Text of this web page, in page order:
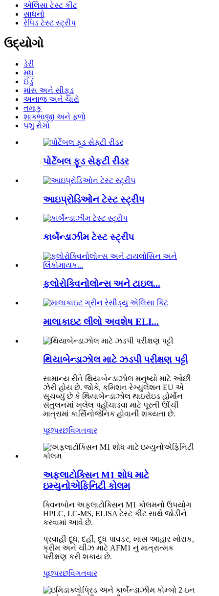
એલિસા ટેસ્ટ કીટ
સાધનો
રેપિડ ટેસ્ટ સ્ટ્રીપ
ઉદ્યોગો
ડેરી
મધ
ઈંડું
માંસ અને સીફૂડ
અનાજ અને ચારો
તમાકુ
શાકભાજી અને ફળો
પશુ રોગો
પોર્ટેબલ ફૂડ સેફ્ટી રીડર
આઇપ્રોડિઓન ટેસ્ટ સ્ટ્રીપ
કાર્બેન્ડાઝીમ ટેસ્ટ સ્ટ્રીપ
ફ્લોરોક્વિનોલોન્સ અને ટાઇલ...
માલાકાઇટ લીલો અવશેષ ELI...
થિયાબેન્ડાઝોલ માટે ઝડપી પરીક્ષણ પટ્ટી
સામાન્ય રીતે થિયાબેન્ડાઝોલ મનુષ્યો માટે ઓછી
ઝેરી હોય છે. જોકે, કમિશન રેગ્યુલેશન EU એ
સૂચવ્યું છે કે થિયાબેન્ડાઝોલ થાઇરોઇડ હોર્મોન
સંતુલનમાં ખલેલ પહોંચાડવા માટે પૂરતી ઊંચી
માત્રામાં કાર્સિનોજેનિક હોવાની શક્યતા છે.
પૂછપરછવિગતવાર
અફ્લાટોક્સિન M1 શોધ માટે
ઇમ્યુનોએફિનિટી કોલમ
ક્વિનબોન અફ્લાટોક્સિન M1 કોલમનો ઉપયોગ
HPLC, LC-MS, ELISA ટેસ્ટ કીટ સાથે જોડીને
કરવામાં આવે છે.
પ્રવાહી દૂધ, દહીં, દૂધ પાવડર, ખાસ આહાર ખોરાક,
ક્રીમ અને ચીઝ માટે AFM1 નું માત્રાત્મક
પરીક્ષણ કરી શકાય છે.
પૂછપરછવિગતવાર